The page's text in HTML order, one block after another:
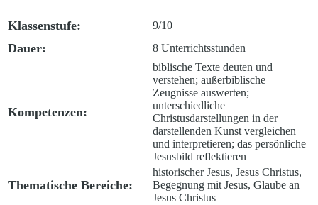
Klassenstufe: 9/10
Dauer: 8 Unterrichtsstunden
Kompetenzen:
biblische Texte deuten und
verstehen; außerbiblische
Zeugnisse auswerten;
unterschiedliche
Christusdarstellungen in der
darstellenden Kunst vergleichen
und interpretieren; das persönliche
Jesusbild reflektieren
Thematische Bereiche:
historischer Jesus, Jesus Christus,
Begegnung mit Jesus, Glaube an
Jesus Christus